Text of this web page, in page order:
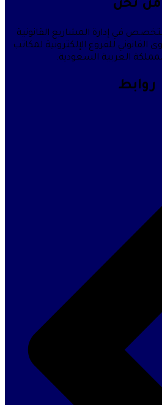
المشاريع القانونية
الإلكترونية لمكاتب
السعودية.